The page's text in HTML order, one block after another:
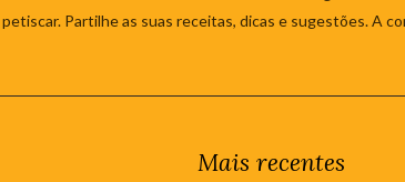
Partilhe as suas receitas, dicas e sugestões. A
Mais recentes